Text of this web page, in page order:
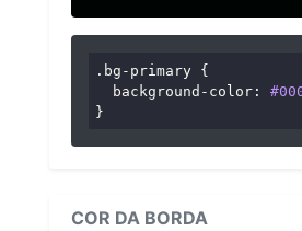
.bg-primary {
background-color :
}
COR DA BORDA